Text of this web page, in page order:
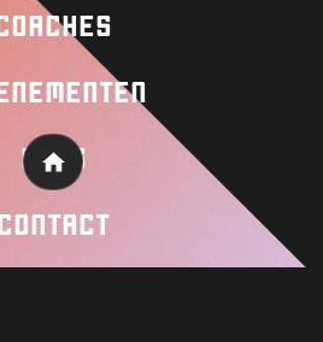
BLOG
Home
Website door